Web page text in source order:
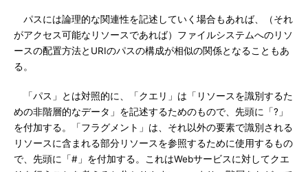
パスには論理的な関連性を記述していく場合もあれば、（それ
がアクセス可能なリソースであれば）ファイルシステムへのリソ
ースの配置方法とURIのパスの構成が相似の関係となることもあ
る。
「パス」とは対照的に、「クエリ」は「リソースを識別するた
めの非階層的なデータ」を記述するためのもので、先頭に「?」
を付加する。「フラグメント」は、それ以外の要素で識別される
リソースに含まれる部分リソースを参照するために使用するもの
で、先頭に「#」を付加する。これはWebサービスに対してクエ